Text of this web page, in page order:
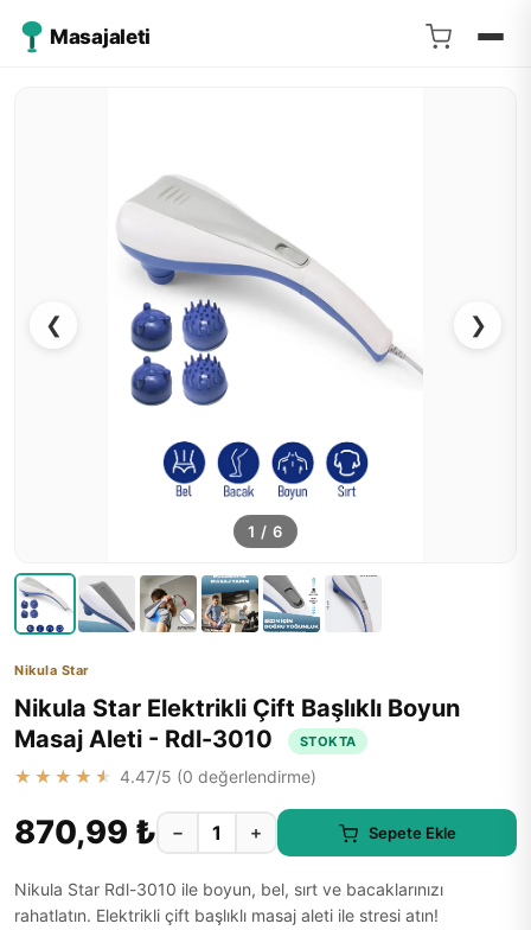
Masajaleti
❮ ❯
1 / 6
Nikula Star
Nikula Star Elektrikli Çift Başlıklı Boyun
Masaj Aleti - Rdl-3010
STOKTA
★★★★★ 4.47/5 (0 değerlendirme)
870,99 ₺ − + Sepete Ekle
Nikula Star Rdl-3010 ile boyun, bel, sırt ve bacaklarınızı
rahatlatın. Elektrikli çift başlıklı masaj aleti ile stresi atın!